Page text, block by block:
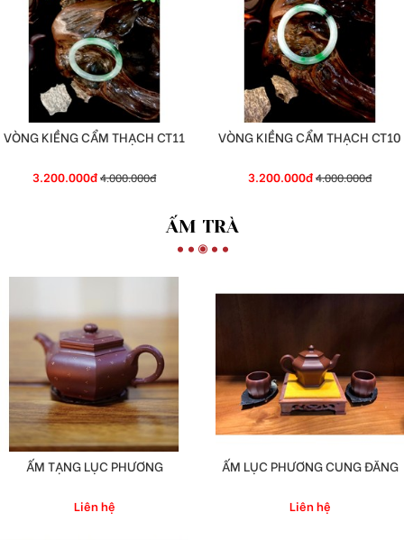
VÒNG KIỀNG CẨM THẠCH CT11
3.200.000đ4.000.000đ
VÒNG KIỀNG CẨM THẠCH CT10
3.200.000đ4.000.000đ
ẤM TRÀ
ẤM TẠNG LỤC PHƯƠNG
Liên hệ
ẤM LỤC PHƯƠNG CUNG ĐĂNG
Liên hệ